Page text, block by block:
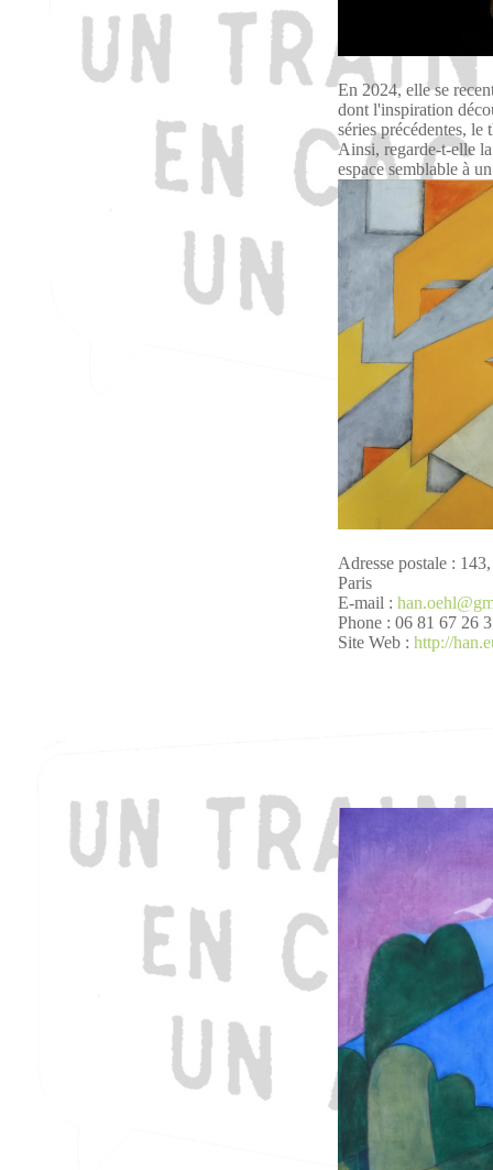
En 2024, elle se
dont l'inspiration
séries précédentes, le
Ainsi, regarde-t-elle
espace semblable à
Adresse postale :
Paris
E-mail :
Phone : 06 81 67 26
Site Web : http://